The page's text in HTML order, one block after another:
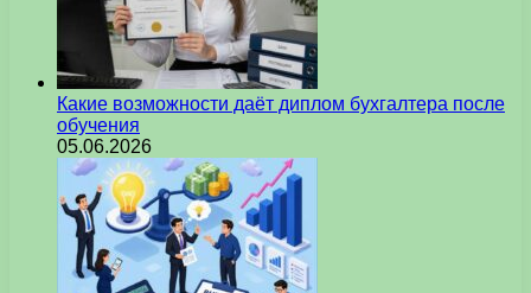
Какие возможности даёт диплом бухгалтера после
обучения
05.06.2026